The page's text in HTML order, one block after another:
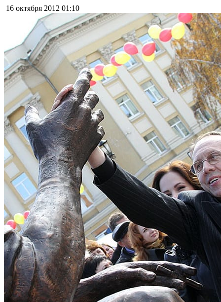
16 октября 2012 01:10